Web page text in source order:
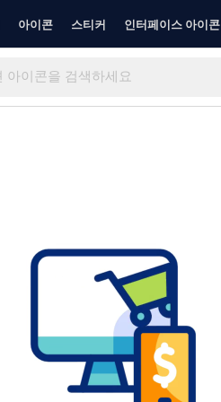
아이콘 스티커 인터페이스 아이콘